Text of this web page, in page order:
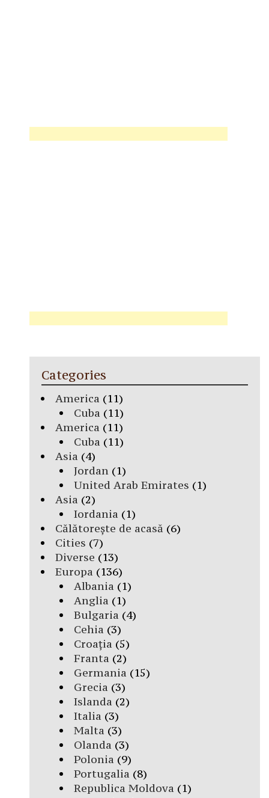
Categories
America (11)
Cuba (11)
America (11)
Cuba (11)
Asia (4)
Jordan(1)
United Arab Emirates (1)
Asia (2)
Iordania (1)
Călătorește de acasă (6)
Cities (7)
Diverse (13)
Europa (136)
Albania (1)
Anglia (1)
Bulgaria (4)
Cehia (3)
Croația (5)
Franta (2)
Germania (15)
Grecia (3)
Islanda (2)
Italia (3)
Malta (3)
Olanda (3)
Polonia (9)
Portugalia (8)
Republica Moldova (1)